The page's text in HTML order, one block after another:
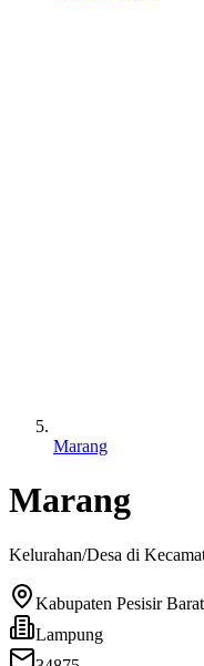
Marang
Marang
Kelurahan/Desa di
Kabupaten Pesisir Barat
Lampung